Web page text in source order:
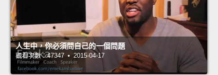
人生中，你必須問自己的一個問題
觀看次數：47347 • 2015-04-17